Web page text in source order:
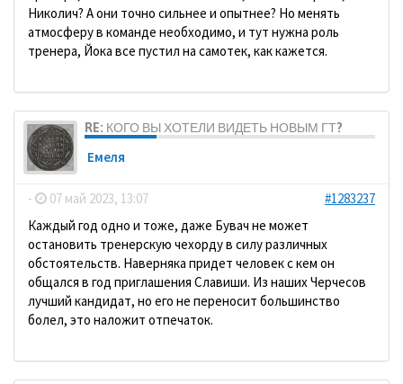
Николич? А они точно сильнее и опытнее? Но менять
атмосферу в команде необходимо, и тут нужна роль
тренера, Йока все пустил на самотек, как кажется.
RE: КОГО ВЫ ХОТЕЛИ ВИДЕТЬ НОВЫМ ГТ?
Емеля
- 07 май 2023, 13:07
#1283237
Каждый год одно и тоже, даже Бувач не может
остановить тренерскую чехорду в силу различных
обстоятельств. Наверняка придет человек с кем он
общался в год приглашения Славиши. Из наших Черчесов
лучший кандидат, но его не переносит большинство
болел, это наложит отпечаток.